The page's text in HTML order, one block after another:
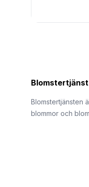
Blomstertjänst
Blomstertjänsten
blommor och